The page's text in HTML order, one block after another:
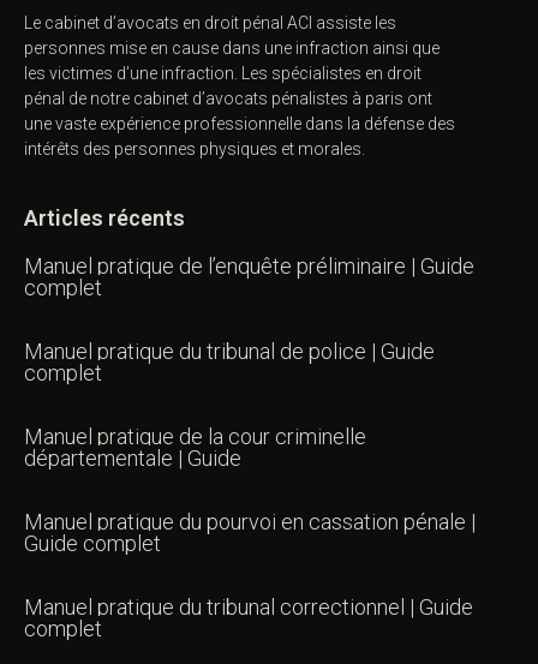
Le cabinet d’avocats en droit pénal ACI assiste les
personnes mise en cause dans une infraction ainsi que
les victimes d’une infraction. Les spécialistes en droit
pénal de notre cabinet d’avocats pénalistes à paris ont
une vaste expérience professionnelle dans la défense des
intérêts des personnes physiques et morales.
Articles récents
Manuel pratique de l’enquête préliminaire | Guide
complet
Manuel pratique du tribunal de police | Guide
complet
Manuel pratique de la cour criminelle
départementale | Guide
Manuel pratique du pourvoi en cassation pénale |
Guide complet
Manuel pratique du tribunal correctionnel | Guide
complet